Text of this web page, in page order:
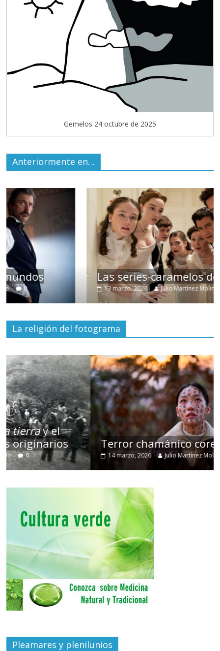
Gemelos 24 octubre de 2025
Anteriormente en…
Las series-caramelos de Shondaland
13 marzo, 2026 Julio Martínez Molina 0
La religión del fotograma
Terror chamánico coreano
14 marzo, 2026 Julio Martínez Molina 0
Pleamares y plenilunios